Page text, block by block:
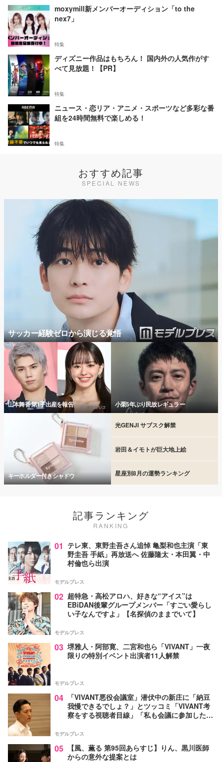
moxymill新メンバーオーディション「to the
nex7」
特集
ディズニー作品はもちろん！ 国内外の人気作がす
べて見放題！【PR】
特集
ニュース・恋リア・アニメ・スポーツなど多彩な番
組を24時間無料で楽しめる！
特集
おすすめ記事
SPECIAL NEWS
サッカー経験ゼロから演じる覚悟
山本舞香 第1子出産を報告 小栗5年ぶり民放レギュラー
キーホルダー付きシャドウ
光GENJI サブスク解禁
岩田＆イモトが巨大地上絵
星座別8月の運勢ランキング
記事ランキング
RANKING
01 テレ東、東野圭吾さん追悼 亀梨和也主演「東
野圭吾 手紙」再放送へ 佐藤隆太・本田翼・中
村倫也ら出演
モデルプレス
02 超特急・高松アロハ、好きな“アイス”は
EBiDAN後輩グループメンバー「すごい愛らし
い子なんですよ」【名探偵のままでいて】
モデルプレス
03 堺雅人・阿部寛、二宮和也ら「VIVANT」一夜
限りの特別イベント出演者11人解禁
モデルプレス
04
「VIVANT悪役会議室」潜伏中の新庄に「納豆
我慢できるでしょ？」とツッコミ「VIVANT考
察をする視聴者目線」「私も会議に参加した
モデルプレス
05
【風、薫る 第95回あらすじ】りん、黒川医師
からの意外な提案とは